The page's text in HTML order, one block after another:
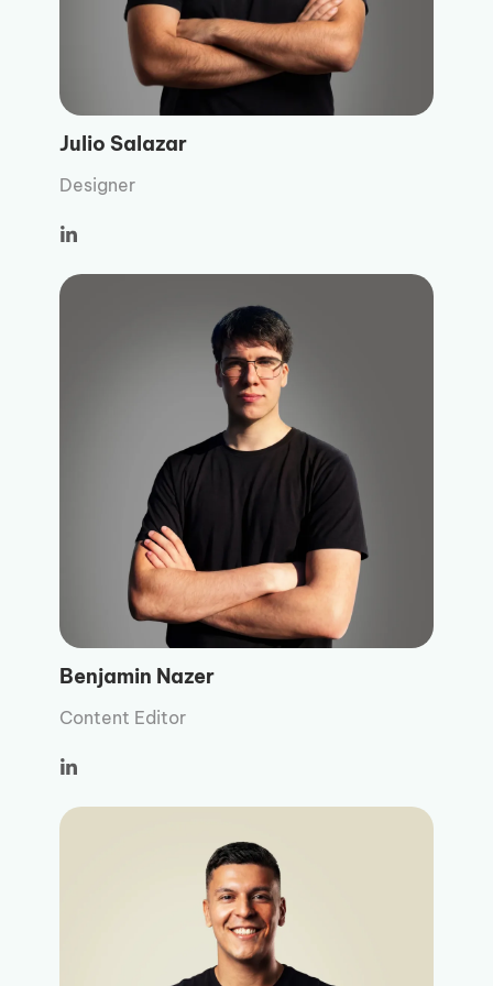
Julio Salazar
Designer
Benjamin Nazer
Content Editor